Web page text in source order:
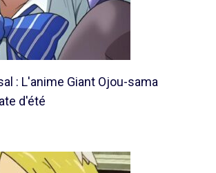
: L'anime Giant Ojou-sama
d'été